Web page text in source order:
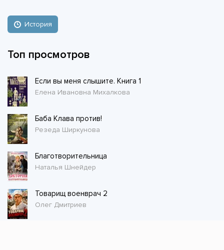
История
Топ просмотров
Если вы меня слышите. Книга 1
Елена Ивановна Михалкова
Баба Клава против!
Резеда Ширкунова
Благотворительница
Наталья Шнейдер
Товарищ военврач 2
Олег Дмитриев